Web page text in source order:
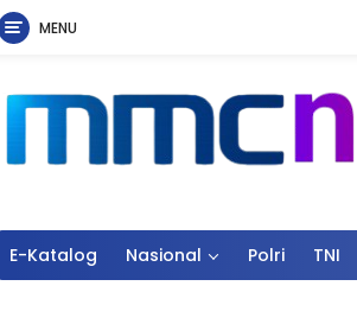
MENU
E-Katalog Nasional Polri TNI